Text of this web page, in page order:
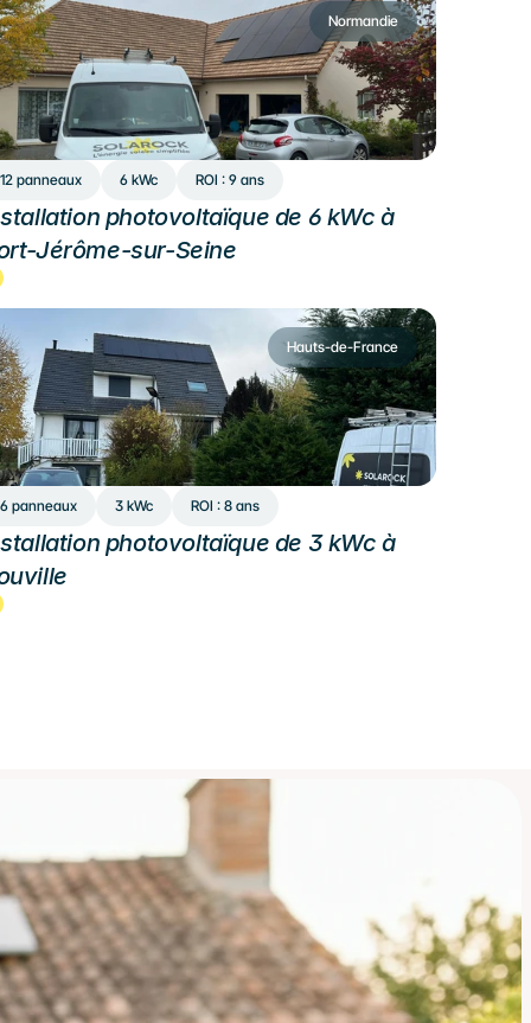
Normandie
12 panneaux 6 kWc ROI : 9 ans
photovoltaïque de 6 kWc à
Jérôme-sur-Seine
Hauts-de-France
6 panneaux 3 kWc ROI : 8 ans
photovoltaïque de 3 kWc à